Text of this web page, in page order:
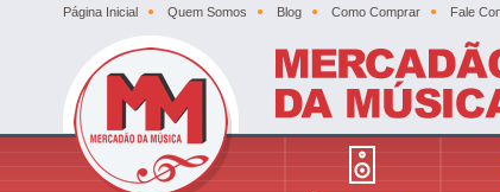
Página Inicial Quem Somos Blog Como Comprar Fale